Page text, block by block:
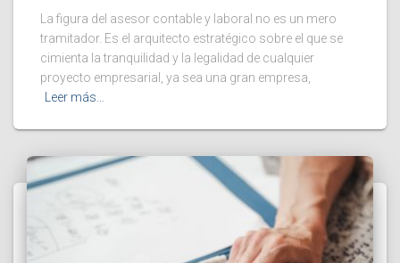
La figura del asesor contable y laboral no es un mero
tramitador. Es el arquitecto estratégico sobre el que se
cimienta la tranquilidad y la legalidad de cualquier
proyecto empresarial, ya sea una gran empresa,
Leer más…